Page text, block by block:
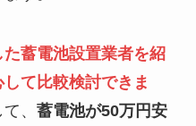
蓄電池設置業者を紹
て比較検討できま
、 蓄電池が50万円安